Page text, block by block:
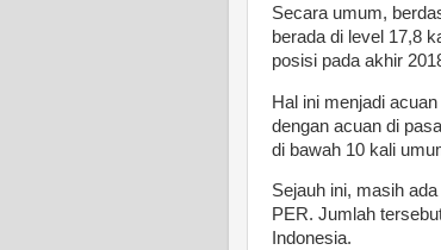
Secara umum,
berada di level 17,8
posisi pada akhir
Hal ini menjadi
dengan acuan di
di bawah 10 kali
Sejauh ini, masih
PER. Jumlah
Indonesia.